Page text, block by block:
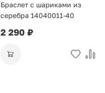
Браслет с шариками из
серебра 14040011-40
2 290 ₽